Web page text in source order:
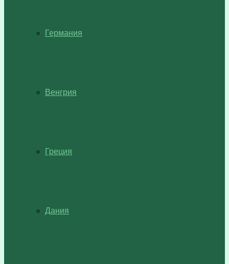
Германия
Венгрия
Греция
Дания